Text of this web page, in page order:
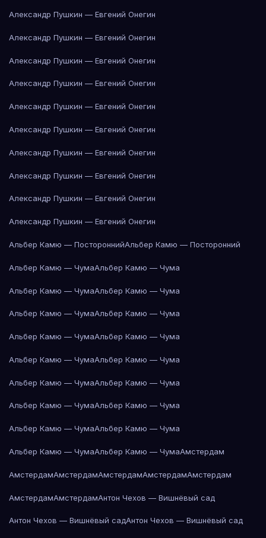
Александр Пушкин — Евгений Онегин
Александр Пушкин — Евгений Онегин
Александр Пушкин — Евгений Онегин
Александр Пушкин — Евгений Онегин
Александр Пушкин — Евгений Онегин
Александр Пушкин — Евгений Онегин
Александр Пушкин — Евгений Онегин
Александр Пушкин — Евгений Онегин
Александр Пушкин — Евгений Онегин
Александр Пушкин — Евгений Онегин
Альбер Камю — ПостороннийАльбер Камю — Посторонний
Альбер Камю — ЧумаАльбер Камю — Чума
Альбер Камю — ЧумаАльбер Камю — Чума
Альбер Камю — ЧумаАльбер Камю — Чума
Альбер Камю — ЧумаАльбер Камю — Чума
Альбер Камю — ЧумаАльбер Камю — Чума
Альбер Камю — ЧумаАльбер Камю — Чума
Альбер Камю — ЧумаАльбер Камю — Чума
Альбер Камю — ЧумаАльбер Камю — Чума
Альбер Камю — ЧумаАльбер Камю — ЧумаАмстердам
АмстердамАмстердамАмстердамАмстердамАмстердам
АмстердамАмстердамАнтон Чехов — Вишнёвый сад
Антон Чехов — Вишнёвый садАнтон Чехов — Вишнёвый сад